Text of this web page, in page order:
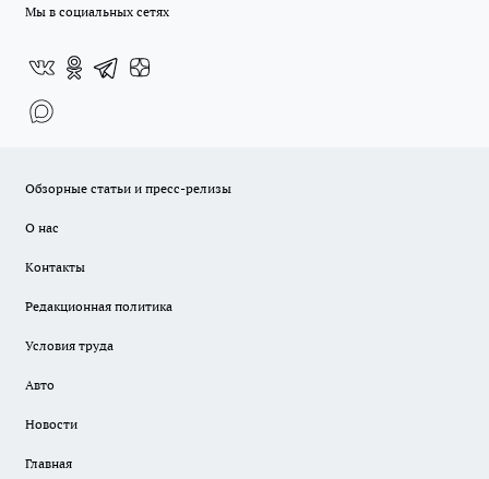
Мы в социальных сетях
Обзорные статьи и пресс-релизы
О нас
Контакты
Редакционная политика
Условия труда
Авто
Новости
Главная